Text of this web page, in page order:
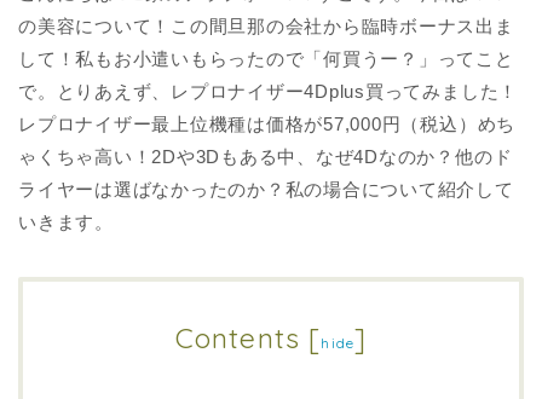
の美容について！この間旦那の会社から臨時ボーナス出ま
して！私もお小遣いもらったので「何買うー？」ってこと
で。とりあえず、レプロナイザー4Dplus買ってみました！
レプロナイザー最上位機種は価格が57,000円（税込）めち
ゃくちゃ高い！2Dや3Dもある中、なぜ4Dなのか？他のド
ライヤーは選ばなかったのか？私の場合について紹介して
いきます。
Contents [hide]